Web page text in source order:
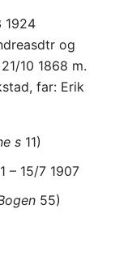
1924
og
10 1868 m.
far: Erik
s 11)
– 15/7 1907
55)